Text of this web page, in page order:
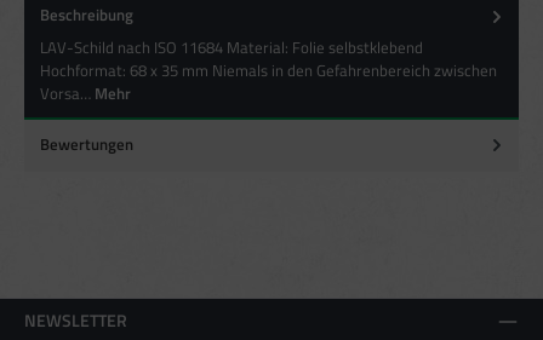
Beschreibung
LAV-Schild nach ISO 11684 Material: Folie selbstklebend
Hochformat: 68 x 35 mm Niemals in den Gefahrenbereich zwischen
Vorsa… Mehr
Bewertungen
NEWSLETTER
Besondere Features:
Verwendung genauer Standortdaten
Endgeräteeigenschaften zur Identifikation aktiv abfragen